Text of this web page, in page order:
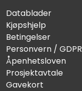
Datablader
Kjøpshjelp
Betingelser
Personvern / GDPR
Åpenhetsloven
Prosjektavtale
Gavekort